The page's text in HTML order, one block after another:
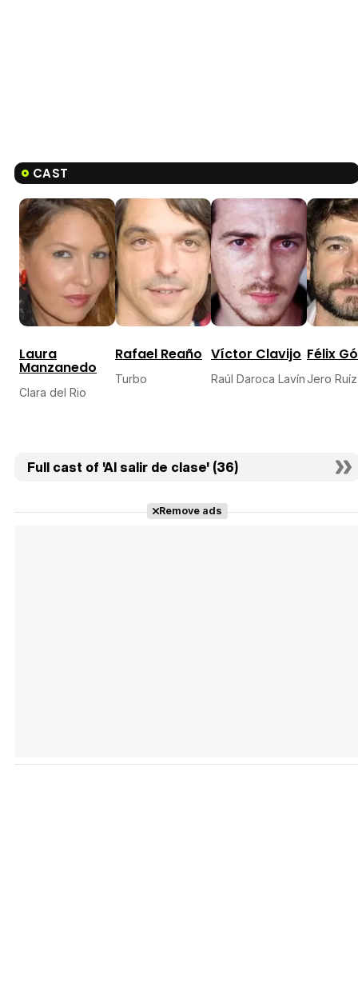
CAST
Laura
Manzanedo
Clara del Rio
Rafael Reaño
Turbo
Víctor Clavijo
Raúl Daroca Lavín
Félix
Jero Ruíz
Full cast of 'Al salir de clase' (36)
Remove ads